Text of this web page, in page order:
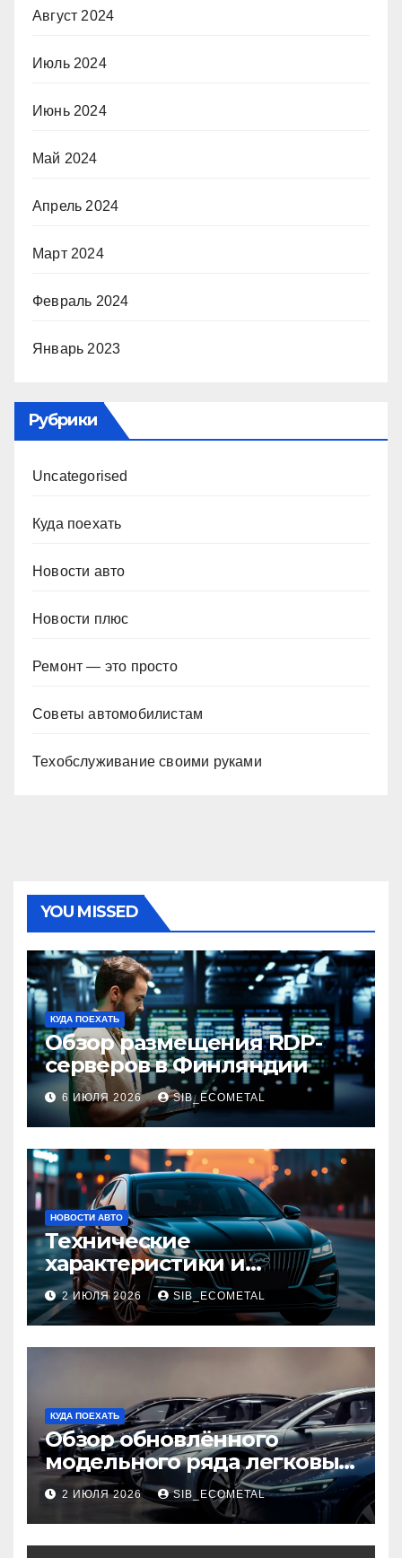
Август 2024
Июль 2024
Июнь 2024
Май 2024
Апрель 2024
Март 2024
Февраль 2024
Январь 2023
Рубрики
Uncategorised
Куда поехать
Новости авто
Новости плюс
Ремонт — это просто
Советы автомобилистам
Техобслуживание своими руками
YOU MISSED
КУДА ПОЕХАТЬ
Обзор размещения RDP-
серверов в Финляндии
6 ИЮЛЯ 2026 SIB_ECOMETAL
НОВОСТИ АВТО
Технические
характеристики и
доступные комплектации
GAC Empow
2 ИЮЛЯ 2026 SIB_ECOMETAL
КУДА ПОЕХАТЬ
Обзор обновлённого
модельного ряда легковых
автомобилей 2026 года
2 ИЮЛЯ 2026 SIB_ECOMETAL